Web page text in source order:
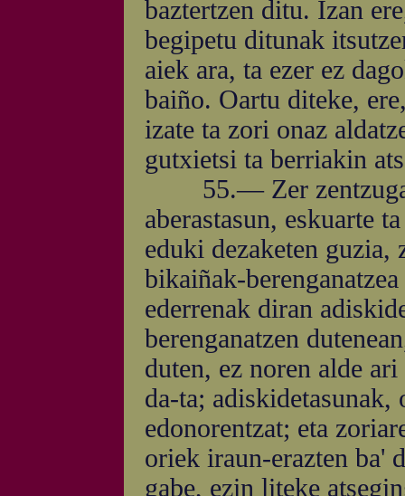
baztertzen ditu. Izan
begipetu ditunak
aiek ara, ta ezer ez
baiño. Oartu diteke,
izate ta zori onaz
gutxietsi ta berriakin
55.— Zer
aberastasun, eskuarte
eduki dezaketen
bikaiñak-
ederrenak diran
berenganatzen
duten, ez noren alde
da-ta; adiskidetasunak,
edonorentzat; eta
oriek iraun-erazten ba'
gabe, ezin liteke